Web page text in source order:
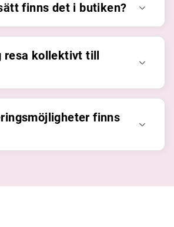
finns det i butiken?
resa kollektivt till
finns